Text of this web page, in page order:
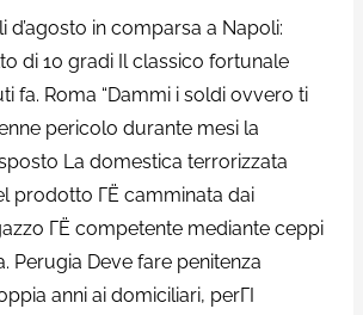
d’agosto in comparsa a Napoli:
di 10 gradi Il classico fortunale
fa. Roma “Dammi i soldi ovvero ti
pericolo durante mesi la
La domestica terrorizzata
prodotto ГЁ camminata dai
ГЁ competente mediante ceppi
Perugia Deve fare penitenza
anni ai domiciliari, perГІ